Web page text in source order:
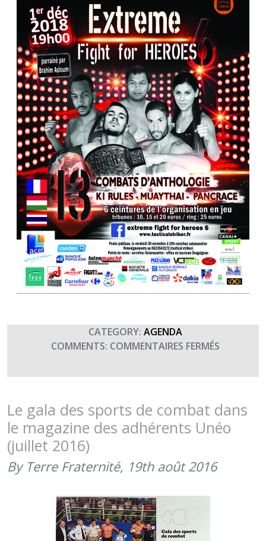
CATEGORY: AGENDA
COMMENTS: COMMENTAIRES FERMÉS
DES
DE
COMBAT
ENTREME
Le gala des sports de combat dans
le magazine des adhérents Unéo
(juillet 2016)
By Terre Fraternité, 19th août 2016